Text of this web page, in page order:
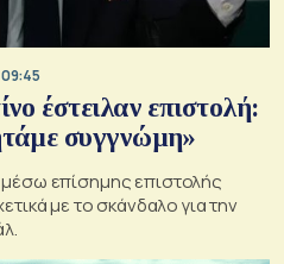
έστειλαν επιστολή:
συγγνώμη»
μέσω επίσημης επιστολής
με το σκάνδαλο για την